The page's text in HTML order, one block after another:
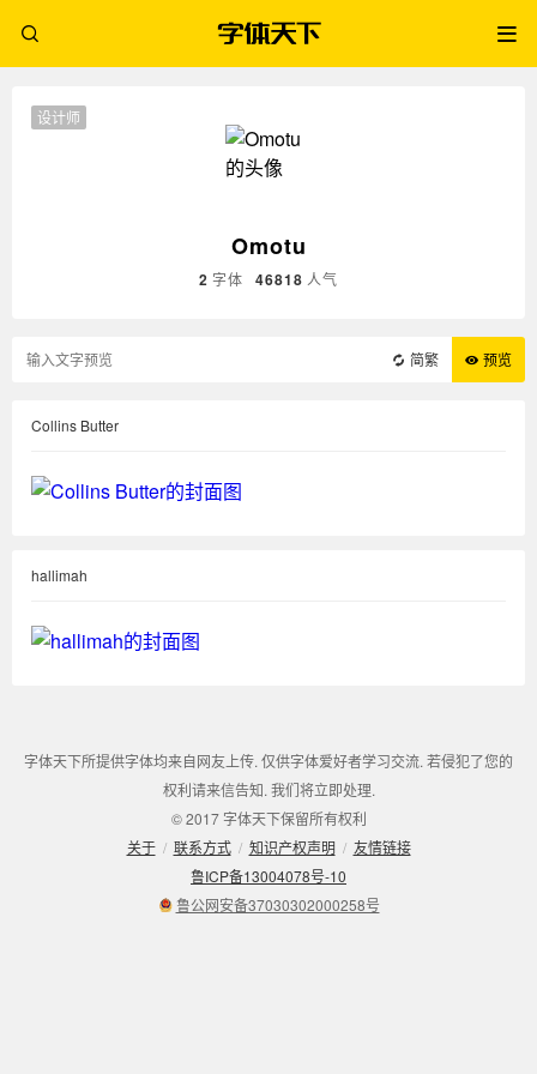
Omotu
2 字体 46818 人气
设计师
简繁 预览
Collins Butter
hallimah
字体天下所提供字体均来自网友上传. 仅供字体爱好者学习交流. 若侵犯了您的
权利请来信告知. 我们将立即处理.
© 2017 字体天下保留所有权利
关于 / 联系方式 / 知识产权声明 / 友情链接
鲁ICP备13004078号-10
鲁公网安备37030302000258号